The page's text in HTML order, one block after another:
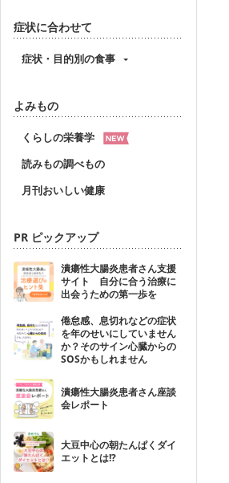
症状に合わせて
症状・目的別の食事
よみもの
くらしの栄養学
読みもの調べもの
月刊おいしい健康
PR ピックアップ
潰瘍性大腸炎患者さん支援
サイト 自分に合う治療に
出会うための第一歩を
倦怠感、息切れなどの症状
を年のせいにしていません
か？そのサイン心臓からの
SOSかもしれません
潰瘍性大腸炎患者さん座談
会レポート
大豆中心の朝たんぱくダイ
エットとは!?